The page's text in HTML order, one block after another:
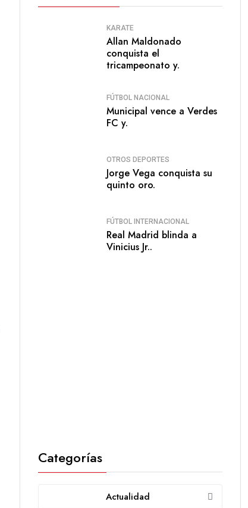
KARATE
Allan Maldonado
conquista el
tricampeonato y.
FÚTBOL NACIONAL
Municipal vence a Verdes
FC y.
OTROS DEPORTES
Jorge Vega conquista su
quinto oro.
FÚTBOL INTERNACIONAL
Real Madrid blinda a
Vinicius Jr..
Categorías
Actualidad